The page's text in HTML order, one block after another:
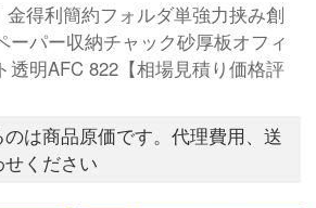
金得利簡約フォルダ単強力挟み創
ーパー収納チャック砂厚板オフィ
透明AFC 822【相場見積り価格評
は商品原価です。代理費用、送
ください